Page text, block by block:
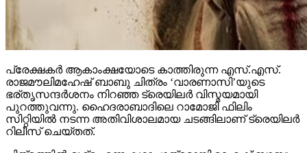
പ്രേക്ഷകര്‍ ആകാംക്ഷയോടെ കാത്തിരുന്ന എസ്.എസ്.
രാജമൗലിമഹേഷ് ബാബു ചിത്രം ‘വാരണാസി’യുടെ
ഭര്തൃസന്ദര്‍ശനം നിറഞ്ഞ ട്രെയിലര്‍ വിസ്മയമായി
പുറത്തുവന്നു. ഹൈദരാബാദിലെ റാമോജി ഫിലിം
സിറ്റിയില്‍ നടന്ന അതിവിശാലമായ ചടങ്ങിലാണ് ട്രെയിലര്‍
റിലീസ് ചെയ്തത്.